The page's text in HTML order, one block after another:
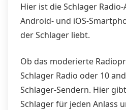
Hier ist die Schlager
Android- und iOS-
der Schlager liebt.
Ob das moderierte
Schlager Radio oder 10
Schlager-Sendern. Hier
Schlager für jeden Anlass